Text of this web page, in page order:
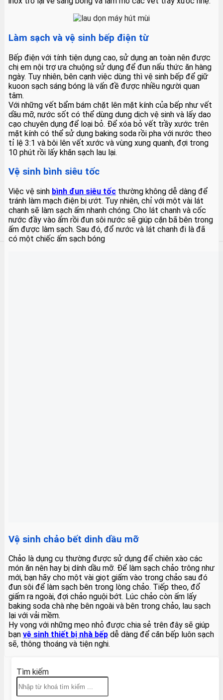
Làm sạch và vệ sinh bếp điện từ
Bếp điện với tính tiện dụng cao, sử dụng an toàn nên được
chị em nội trợ ưa chuộng sử dụng để đun nấu thức ăn hàng
ngày. Tuy nhiên, bên cạnh việc dùng thì vệ sinh bếp để giữ
kuoon sạch sáng bóng là vấn đề được nhiều người quan
tâm.
Với những vết bẩm bám chặt lên mặt kính của bếp như vết
dầu mỡ, nước sốt có thể dùng dung dịch vệ sinh và lấy dao
cạo chuyên dụng để loại bỏ. Để xóa bỏ vết trầy xước trên
mặt kính có thể sử dụng baking soda rồi pha với nước theo
tỉ lệ 3:1 và bôi lên vết xước và vùng xung quanh, đợi trong
10 phút rồi lấy khăn sạch lau lại.
Vệ sinh bình siêu tốc
Việc vệ sinh bình đun siêu tốc thường không dễ dàng để
tránh làm mạch điện bị ướt. Tuy nhiên, chỉ với một vài lát
chanh sẽ làm sạch ấm nhanh chóng. Cho lát chanh và cốc
nước đầy vào ấm rồi đun sôi nước sẽ giúp cặn bã bên trong
ấm được làm sạch. Sau đó, đổ nước và lát chanh đi là đã
có một chiếc ấm sạch bóng
Vệ sinh chảo bết dinh dầu mỡ
Chảo là dụng cụ thường được sử dụng để chiên xào các
món ăn nên hay bị dính dầu mỡ. Để làm sạch chảo trông như
mới, bạn hãy cho một vài giọt giấm vào trong chảo sau đó
đun sôi để làm sạch bên trong lòng chảo. Tiếp theo, đổ
giấm ra ngoài, đợi chảo nguội bớt. Lúc chảo còn ấm lấy
baking soda chà nhẹ bên ngoài và bên trong chảo, lau sạch
lại với vải mềm.
Hy vọng với những mẹo nhỏ được chia sẻ trên đây sẽ giúp
bạn vệ sinh thiết bị nhà bếp dễ dàng để căn bếp luôn sạch
sẽ, thông thoáng và tiện nghi.
Tìm kiếm